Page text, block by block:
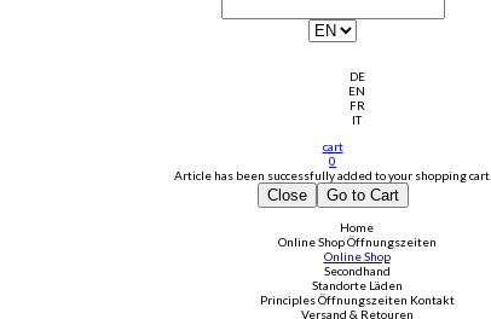
DE
EN
FR
IT
cart
0
Article has been successfully added to your shopping cart.
Close Go to Cart
Home
Online ShopÖffnungszeiten
Online Shop
Secondhand
Standorte Läden
PrinciplesÖffnungszeiten Kontakt
Versand & Retouren